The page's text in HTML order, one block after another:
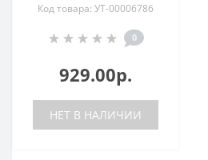
Код товара: УТ-00006786
0
929.00р.
НЕТ В НАЛИЧИИ